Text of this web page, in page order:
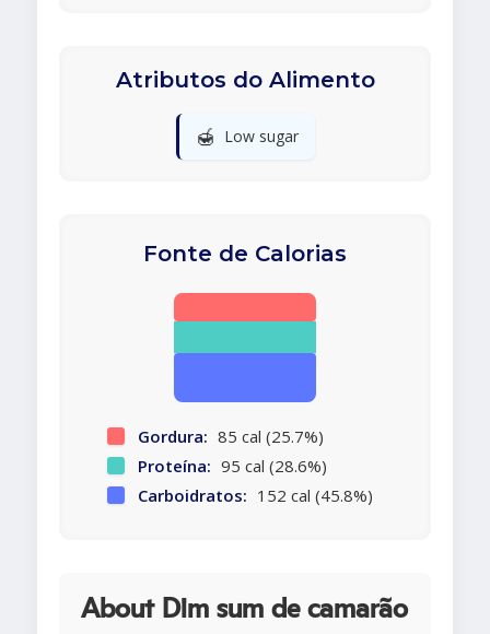
Atributos do Alimento
🍯 Low sugar
Fonte de Calorias
Gordura: 85 cal (25.7%)
Proteína: 95 cal (28.6%)
Carboidratos: 152 cal (45.8%)
About Dim sum de camarão